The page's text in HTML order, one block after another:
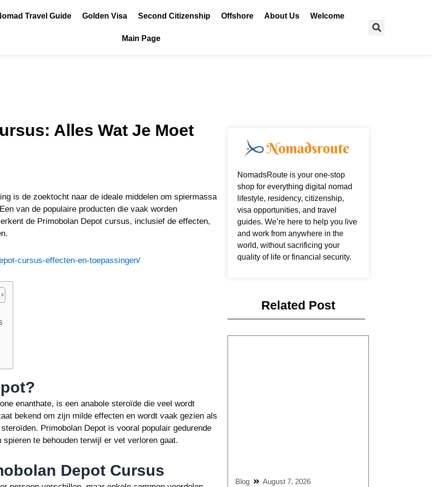
Travel Guide Golden Visa Second Citizenship Offshore About Us Welcome
Main Page
Search
Alles Wat Je Moet
is de zoektocht naar de ideale middelen om spiermassa
van de populaire producten die vaak worden
de Primobolan Depot cursus, inclusief de effecten,
cursus-effecten-en-toepassingen/
enanthate, is een anabole steroïde die veel wordt
bekend om zijn milde effecten en wordt vaak gezien als
Primobolan Depot is vooral populair gedurende
te behouden terwijl er vet verloren gaat.
Depot Cursus
NomadsRoute is your one-stop
shop for everything digital nomad
lifestyle, residency, citizenship,
visa opportunities, and travel
guides. We’re here to help you live
and work from anywhere in the
world, without sacrificing your
quality of life or financial security.
Related Post
Blog August 7, 2026